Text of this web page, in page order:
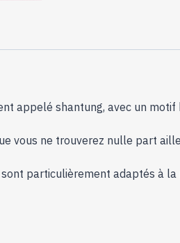
appelé shantung, avec un
vous ne trouverez nulle part
particulièrement adaptés à